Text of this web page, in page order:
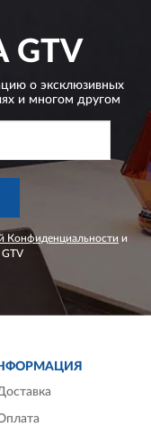
GTV
о эксклюзивных
и многом другом
Конфиденциальности и